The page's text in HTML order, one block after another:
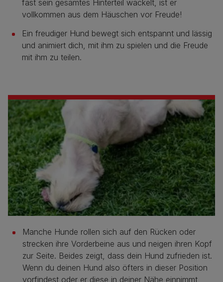
fast sein gesamtes Hinterteil wackelt, ist er
vollkommen aus dem Häuschen vor Freude!
Ein freudiger Hund bewegt sich entspannt und lässig
und animiert dich, mit ihm zu spielen und die Freude
mit ihm zu teilen.
Manche Hunde rollen sich auf den Rücken oder
strecken ihre Vorderbeine aus und neigen ihren Kopf
zur Seite. Beides zeigt, dass dein Hund zufrieden ist.
Wenn du deinen Hund also öfters in dieser Position
vorfindest oder er diese in deiner Nähe einnimmt,